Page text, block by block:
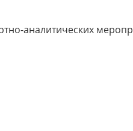
аналитических